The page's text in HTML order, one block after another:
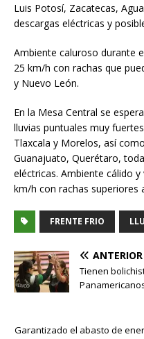
Luis Potosí, Zacatecas,
descargas eléctricas y
Ambiente caluroso durante
25 km/h con rachas que
y Nuevo León.
En la Mesa Central se
lluvias puntuales muy
Tlaxcala y Morelos, así
Guanajuato, Querétaro,
eléctricas. Ambiente cálido
km/h con rachas superiores
FRENTE FRIO
ANTERIOR
Tienen
Garantizado el abasto de